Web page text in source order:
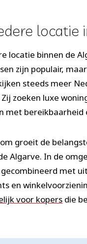
locatie
locatie binnen de
zijn populair,
steeds meer
zoeken luxe
met bereikbaarheid
groeit de
Algarve. In de
met
en
voor kopers die